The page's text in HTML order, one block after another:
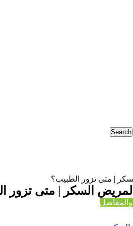
| متى تزور الطبيب؟
لمريض السكر | متى تزور